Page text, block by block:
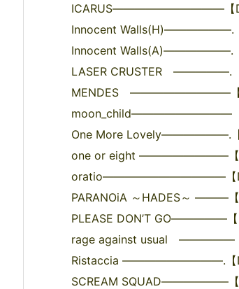
ICARUS――――――――――【
Innocent Walls(H)――――――.【
Innocent Walls(A)――――――.【
LASER CRUSTER ―――――.【
MENDES ―――――――――【
moon_child―――――――――【
One More Lovely――――――.【
one or eight ――――――――【
oratio―――――――――――【
PARANOiA ～HADES～ ―――【
PLEASE DON’T GO―――――【
rage against usual ―――――【
Ristaccia ―――――――――.【
SCREAM SQUAD――――――【